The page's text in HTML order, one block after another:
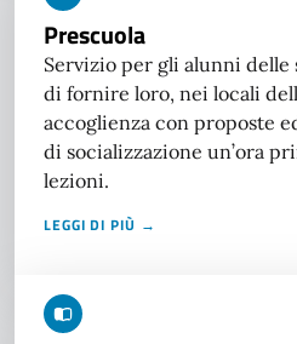
Prescuola
Servizio per gli alunni
di fornire loro, nei locali
accoglienza con proposte
di socializzazione un’ora
lezioni.
LEGGI DI PIÙ →